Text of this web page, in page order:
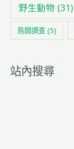
野生動物 (31)
鳥類調查(5)
站內搜尋